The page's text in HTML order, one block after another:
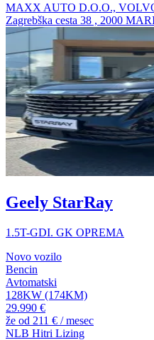
MAXX AUTO D.O.O.,
Zagrebška cesta 38 , 2000
Geely StarRay
1.5T-GDI. GK OPREMA
Novo vozilo
Bencin
Avtomatski
128KW (174KM)
29.990 €
že od 211 € / mesec
NLB Hitri Lizing